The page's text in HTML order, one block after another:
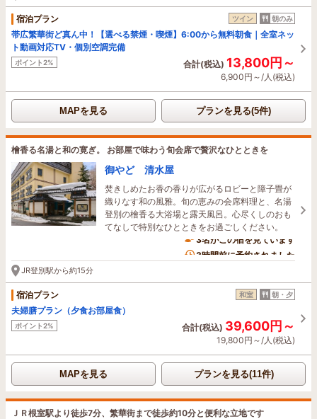
宿泊プラン ツイン 朝のみ
帯広繁華街ど真ん中！【選べる禁煙・喫煙】6:00から無料朝食｜全室ネッ
ト動画対応TV・個別空調完備
ポイント2% 合計(税込) 13,800円～
6,900円～/人(税込)
MAPを見る プランを見る(5件)
檜香る名湯と和の寛ぎ。 お部屋で味わう旬会席で贅沢なひとときを
御やど 清水屋
焚きしめたお香の香りが広がるロビーと障子畳が
織りなす和の風雅。旬の恵みの会席料理と、名湯
登別の檜香る大浴場と露天風呂。心尽くしのおも
てなしで特別なひとときをお過ごしください。
3名がこの宿を見ています
3時間前に予約されました
JR登別駅から約15分
宿泊プラン 和室 朝・夕
夫婦膳プラン（夕食お部屋食）
ポイント2% 合計(税込) 39,600円～
19,800円～/人(税込)
MAPを見る プランを見る(11件)
ＪＲ根室駅より徒歩7分、繁華街まで徒歩約10分と便利な立地です